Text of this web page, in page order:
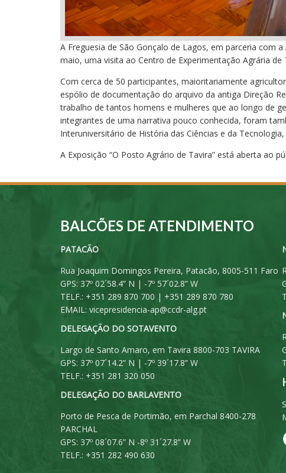
A Freguesia de São Gonçalo de Lagos, em parceria com
maio, uma visita ao Centro de Experimentação Agrária de
Com cerca de 50 participantes, maioritariamente
espólio de documentação do arquivo da antiga Direção
trabalho de tantos homens e mulheres que ao longo de
integrantes de uma narrativa pouco conhecida, foram
Interuniversitário de História das Ciências e da
A Exposição “O Posto Agrário de Tavira” está aberta ao
BALCÕES DE ATENDIMENTO
PATACÃO
Rua Joaquim Domingos Pereira, Patacão, 8005-511 Faro
GPS: 37º 02´58.4” N | -7º 57´02.8” W
TELF.: +351 289 870 700 | +351 289 870 780
EMAIL: vicepresidencia-ap@ccdr-alg.pt
DELEGAÇÃO DO SOTAVENTO
Largo de Santo Amaro, em Tavira 8800-703 TAVIRA
GPS: 37º 07´14.2” N | -7º 39´17.8” W
TELF.: +351 281 320 050
DELEGAÇÃO DO BARLAVENTO
Porto de Pesca de Portimão, em Parchal 8400-278
PARCHAL
GPS: 37º 08´07.6” N -8º 31´27.8” W
TELF.: +351 282 490 630